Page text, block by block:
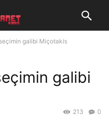
galibi Miçotakis
galibi
0
213